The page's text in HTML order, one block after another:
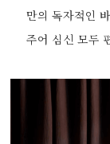
만의 독자적인
주어 심신 모두